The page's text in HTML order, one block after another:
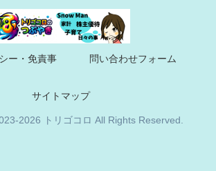
ー・免責事
問い合わせフォーム
サイトマップ
2026 トリゴコロ All Rights Reserved.